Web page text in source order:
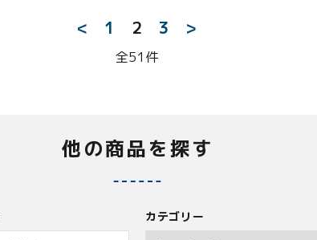
< 1 2 3 >
全51件
他の商品を探す
カテゴリー